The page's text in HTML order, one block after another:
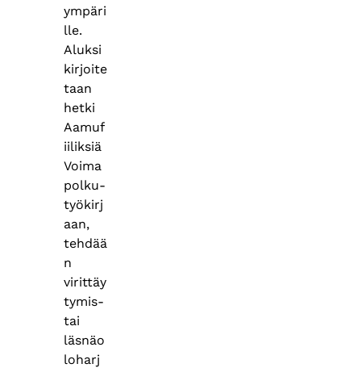
ympäri
lle.
Aluksi
kirjoite
taan
hetki
Aamuf
iiliksiä
Voima
polku-
työkirj
aan,
tehdää
n
virittäy
tymis-
tai
läsnäo
loharj